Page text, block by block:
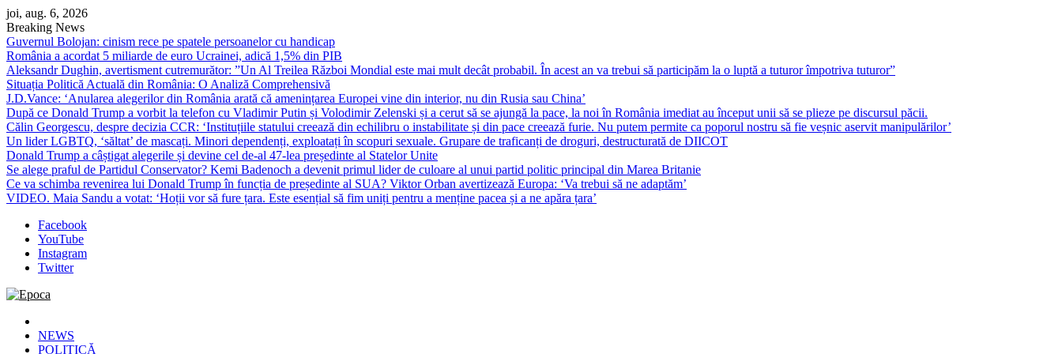
Skip
to
content
joi, aug. 6, 2026
Breaking News
Guvernul Bolojan: cinism rece pe spatele persoanelor cu handicap
România a acordat 5 miliarde de euro Ucrainei, adică 1,5% din PIB
Aleksandr Dughin, avertisment cutremurător: ”Un Al Treilea Război Mondial este mai mult decât probabil. În acest an va trebui să participăm la o luptă a tuturor împotriva tuturor”
Situația Politică Actuală din România: O Analiză Comprehensivă
J.D.Vance: ‘Anularea alegerilor din România arată că amenințarea Europei vine din interior, nu din Rusia sau China’
După ce Donald Trump a vorbit la telefon cu Vladimir Putin și Volodimir Zelenski și a cerut să se ajungă la pace, la noi în România imediat au început unii să se plieze pe discursul păcii.
Călin Georgescu, despre decizia CCR: ‘Instituțiile statului creează din echilibru o instabilitate și din pace creează furie. Nu putem permite ca poporul nostru să fie veșnic aservit manipulărilor’
Un lider LGBTQ, ‘săltat’ de mascați. Minori dependenți, exploatați în scopuri sexuale. Grupare de traficanți de droguri, destructurată de DIICOT
Donald Trump a câștigat alegerile și devine cel de-al 47-lea președinte al Statelor Unite
Se alege praful de Partidul Conservator? Kemi Badenoch a devenit primul lider de culoare al unui partid politic principal din Marea Britanie
Ce va schimba revenirea lui Donald Trump în funcția de președinte al SUA? Viktor Orban avertizează Europa: ‘Va trebui să ne adaptăm’
VIDEO. Maia Sandu a votat: ‘Hoții vor să fure țara. Este esențial să fim uniți pentru a menține pacea și a ne apăra țara’
Facebook
YouTube
Instagram
Twitter
Epoca
Cele mai noi știri online din România
NEWS
POLITICĂ